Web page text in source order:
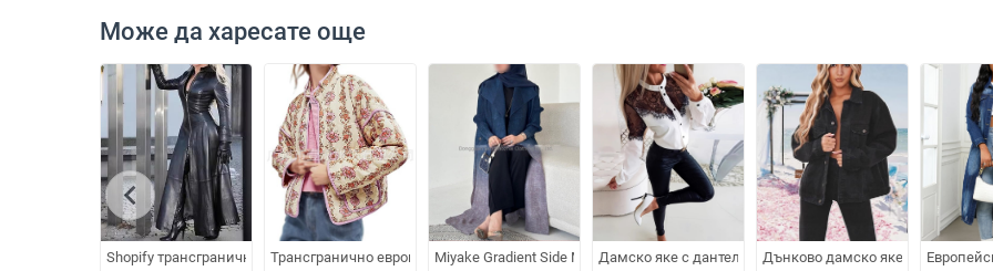
Може да харесате още
Shopify трансгранични експлозии на желания Amazon AliExpress удължена яка от изкуствена кожа на склад експлозия
Трансгранично европейско и американско облекло 2025 Amazon Winter New French Retro Printed Pamuc
Miyake Gradient Side Middle East Coat Coat Nail Buckle Muscle Fashion Cardigan Live
Дамско яке с дантела и цип отпред, модно и удобно
Дънково дамско яке, дълги
chevron_left